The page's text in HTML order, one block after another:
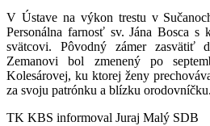
V Ústave na výkon trestu v
Personálna farnosť sv. Jána Bosca s
svätcovi. Pôvodný zámer zasvätiť
Zemanovi bol zmenený po
Kolesárovej, ku ktorej ženy
za svoju patrónku a blízku orodovníčku.
TK KBS informoval Juraj Malý SDB